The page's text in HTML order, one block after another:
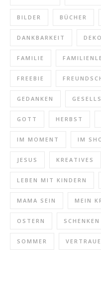
BILDER BÜCHER
DANKBARKEIT DEKO
FAMILIE
FREEBIE
GEDANKEN
GOTT HERBST
IM MOMENT IM
JESUS KREATIVES
LEBEN MIT KINDERN
MAMA SEIN MEIN
OSTERN SCHENKEN
SOMMER